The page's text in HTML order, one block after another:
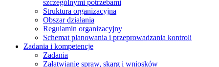
szczególnymi potrzebami
Struktura organizacyjna
Obszar działania
Regulamin organizacyjny
Schemat planowania i przeprowadzania kontroli
Zadania i kompetencje
Zadania
Załatwianie spraw, skarg i wniosków